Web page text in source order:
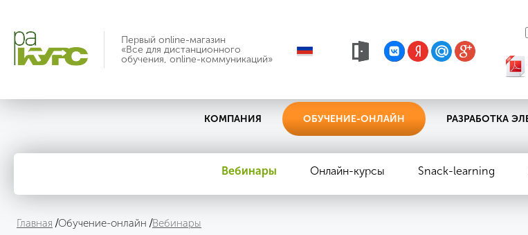
Первый online-магазин
«Все для дистанционного
обучения, online-коммуникаций»
КОМПАНИЯ ОБУЧЕНИЕ-ОНЛАЙН РАЗРАБОТКА
Вебинары Онлайн-курсы Snack-learning
Главная Обучение-онлайн Вебинары